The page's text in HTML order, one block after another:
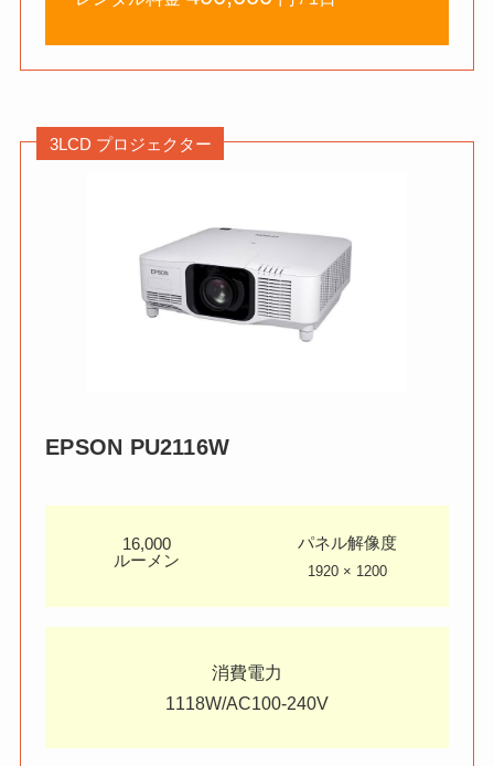
3LCD プロジェクター
EPSON PU2116W
16,000
ルーメン
パネル解像度
1920 × 1200
消費電力
1118W/AC100-240V